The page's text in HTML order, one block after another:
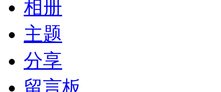
相册
主题
分享
留言板